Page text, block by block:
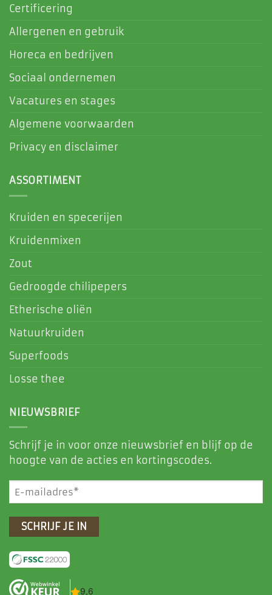
Certificering
Allergenen en gebruik
Horeca en bedrijven
Sociaal ondernemen
Vacatures en stages
Algemene voorwaarden
Privacy en disclaimer
ASSORTIMENT
Kruiden en specerijen
Kruidenmixen
Zout
Gedroogde chilipepers
Etherische oliën
Natuurkruiden
Superfoods
Losse thee
NIEUWSBRIEF
Schrijf je in voor onze nieuwsbrief en blijf op de
hoogte van de acties en kortingscodes.
E-
mailadres
(Vereist)